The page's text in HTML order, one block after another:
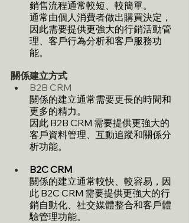
銷售流程通常較短、較簡單。
通常由個人消費者做出購買決定，
因此需要提供更強大的行銷活動管
理、客戶行為分析和客戶服務功
能。
關係建立方式
B2B CRM
關係的建立通常需要更長的時間和
更多的精力。
因此 B2B CRM 需要提供更強大的
客戶資料管理、互動追蹤和關係分
析功能。
B2C CRM
關係的建立通常較快、較容易，因
此 B2C CRM 需要提供更強大的行
銷自動化、社交媒體整合和客戶體
驗管理功能。